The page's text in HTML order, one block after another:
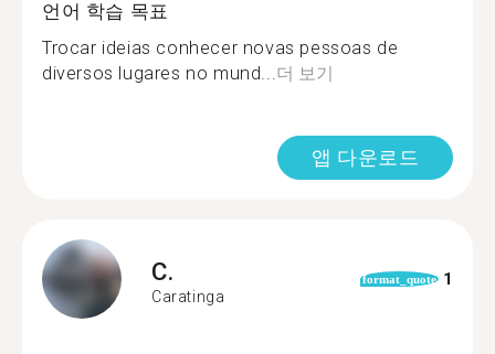
언어 학습 목표
Trocar ideias conhecer novas pessoas de
diversos lugares no mund...더 보기
앱 다운로드
C.
Caratinga
format_quote 1